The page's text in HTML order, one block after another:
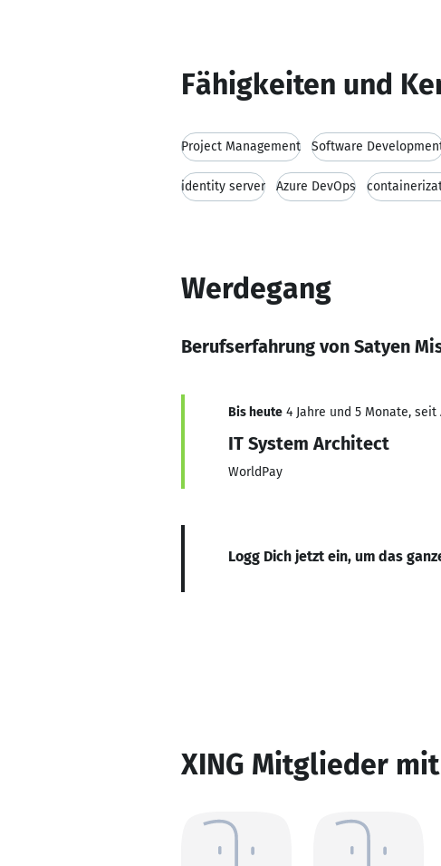
Fähigkeiten und
Project Management Software
identity server Azure DevOps
Werdegang
Berufserfahrung von Satyen
Bis heute 4 Jahre und 5 Monate, seit
IT System Architect
WorldPay
Logg Dich jetzt ein, um das
XING Mitglieder